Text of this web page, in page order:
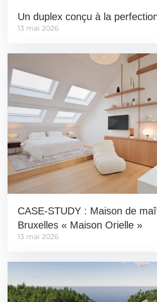
Un duplex conçu à la
13 mai 2026
CASE-STUDY : Maison de
Bruxelles « Maison Orielle »
13 mai 2026